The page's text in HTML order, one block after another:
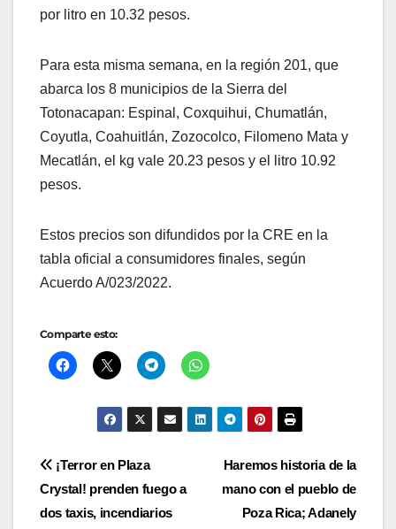
por litro en 10.32 pesos.
Para esta misma semana, en la región 201, que
abarca los 8 municipios de la Sierra del
Totonacapan: Espinal, Coxquihui, Chumatlán,
Coyutla, Coahuitlán, Zozocolco, Filomeno Mata y
Mecatlán, el kg vale 20.23 pesos y el litro 10.92
pesos.
Estos precios son difundidos por la CRE en la
tabla oficial a consumidores finales, según
Acuerdo A/023/2022.
Comparte esto:
Navegación
de
Haremos historia de la
mano con el pueblo de
Poza Rica; Adanely
¡Terror en Plaza
Crystal! prenden fuego a
dos taxis, incendiarios